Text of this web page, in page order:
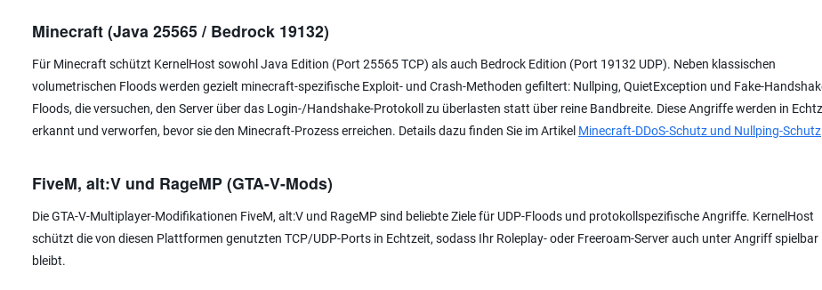
Minecraft (Java 25565 / Bedrock 19132)
Für Minecraft schützt KernelHost sowohl Java Edition (Port 25565 TCP) als auch Bedrock Edition (Port 19132 UDP). Neben klassischen
volumetrischen Floods werden gezielt minecraft-spezifische Exploit- und Crash-Methoden gefiltert: Nullping, QuietException und Fake-
Floods, die versuchen, den Server über das Login-/Handshake-Protokoll zu überlasten statt über reine Bandbreite. Diese Angriffe werden in
erkannt und verworfen, bevor sie den Minecraft-Prozess erreichen. Details dazu finden Sie im Artikel Minecraft-DDoS-Schutz und Nullping-Schutz
FiveM, alt:V und RageMP (GTA-V-Mods)
Die GTA-V-Multiplayer-Modifikationen FiveM, alt:V und RageMP sind beliebte Ziele für UDP-Floods und protokollspezifische Angriffe. KernelHost
schützt die von diesen Plattformen genutzten TCP/UDP-Ports in Echtzeit, sodass Ihr Roleplay- oder Freeroam-Server auch unter Angriff spielbar
bleibt.